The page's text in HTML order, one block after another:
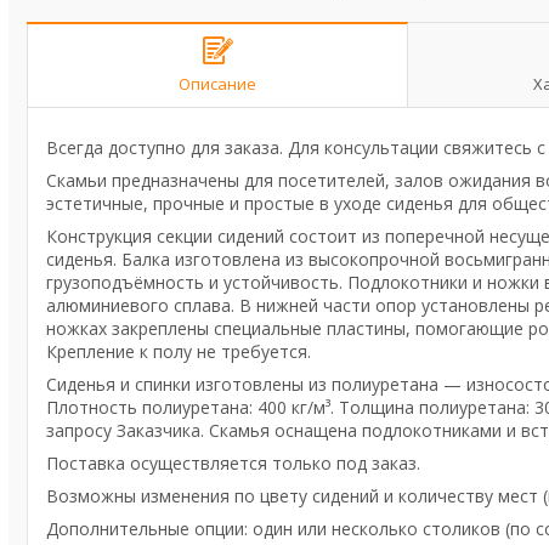
Описание
Всегда доступно для заказа. Для консультации
Скамьи предназначены для посетителей, залов ожидания
эстетичные, прочные и простые в уходе сиденья для
Конструкция секции сидений состоит из поперечной
сиденья. Балка изготовлена из высокопрочной
грузоподъёмность и устойчивость. Подлокотники и
алюминиевого сплава. В нижней части опор установлены
ножках закреплены специальные пластины, помогающие
Крепление к полу не требуется.
Сиденья и спинки изготовлены из полиуретана —
Плотность полиуретана: 400 кг/м³. Толщина
запросу Заказчика. Скамья оснащена подлокотниками и
Поставка осуществляется только под заказ.
Возможны изменения по цвету сидений и количеству мест
Дополнительные опции: один или несколько столиков (по